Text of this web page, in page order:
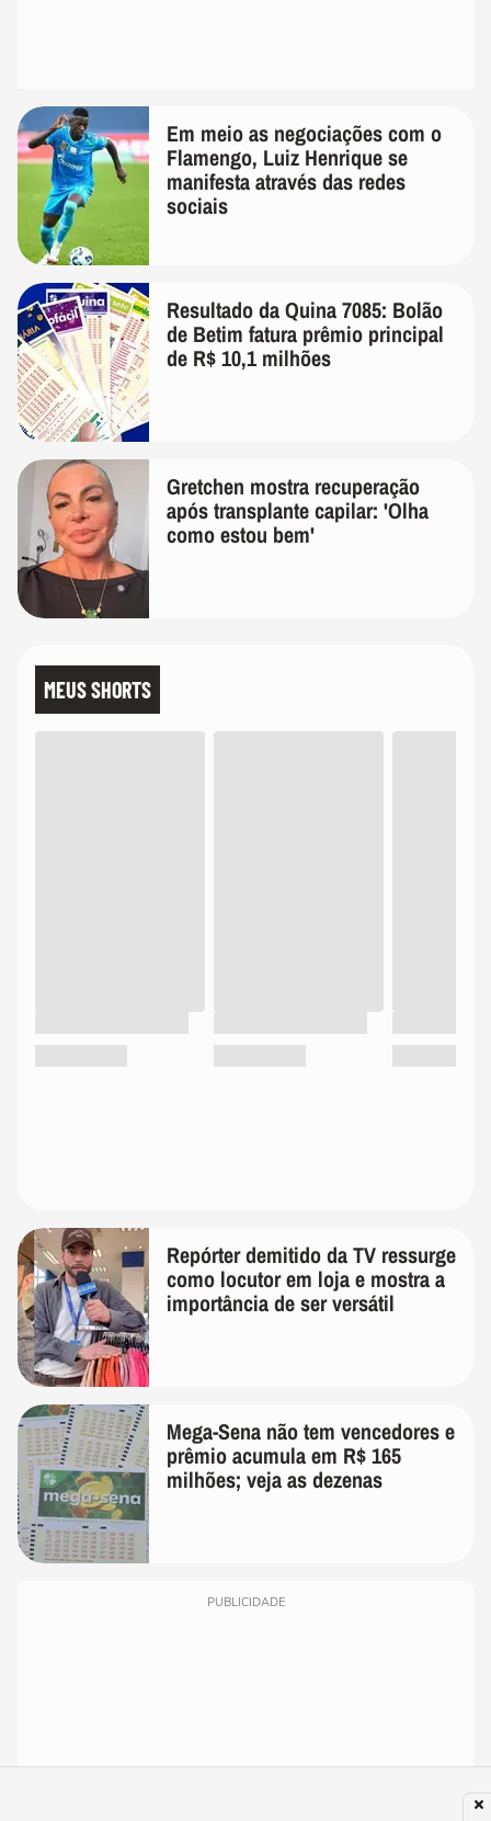
Em meio as negociações com o
Flamengo, Luiz Henrique se
manifesta através das redes
sociais
Resultado da Quina 7085: Bolão
de Betim fatura prêmio principal
de R$ 10,1 milhões
Gretchen mostra recuperação
após transplante capilar: 'Olha
como estou bem'
MEUS SHORTS
Repórter demitido da TV ressurge
como locutor em loja e mostra a
importância de ser versátil
Mega-Sena não tem vencedores e
prêmio acumula em R$ 165
milhões; veja as dezenas
PUBLICIDADE